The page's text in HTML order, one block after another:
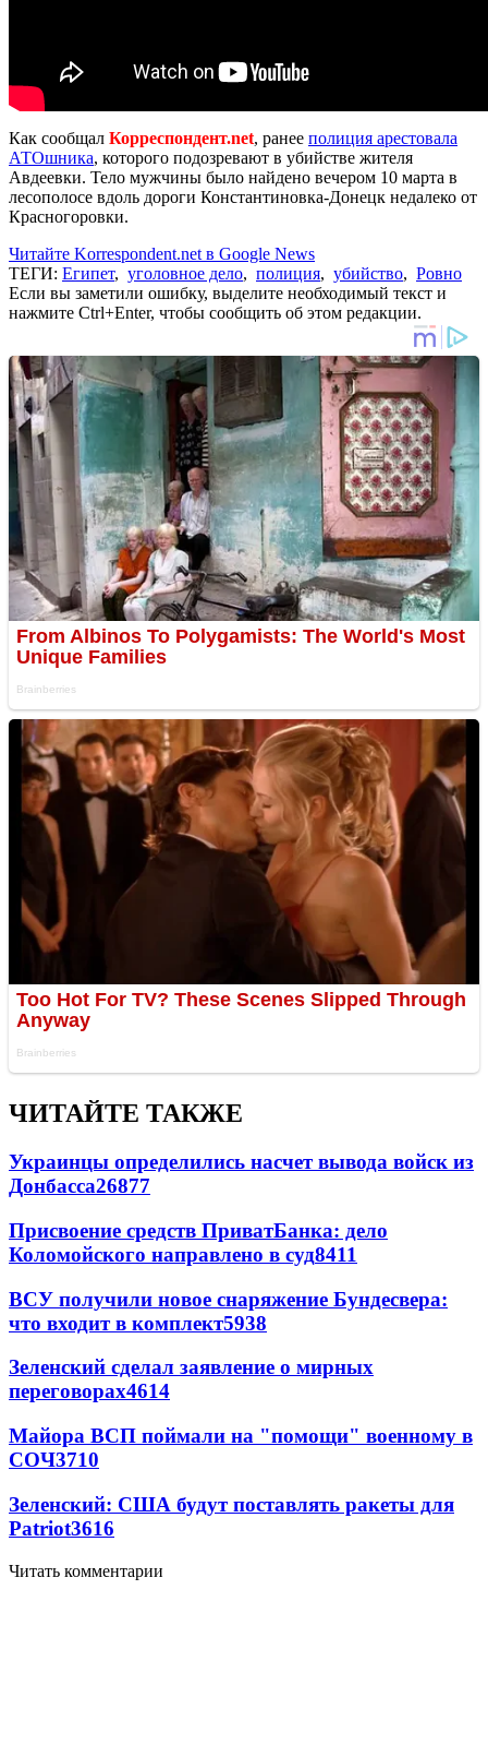
Как сообщал Корреспондент.net, ранее полиция арестовала
АТОшника, которого подозревают в убийстве жителя
Авдеевки. Тело мужчины было найдено вечером 10 марта в
лесополосе вдоль дороги Константиновка-Донецк недалеко от
Красногоровки.
Читайте Korrespondent.net в Google News
ТЕГИ: Египет, уголовное дело, полиция, убийство, Ровно
Если вы заметили ошибку, выделите необходимый текст и
нажмите Ctrl+Enter, чтобы сообщить об этом редакции.
ЧИТАЙТЕ ТАКЖЕ
Украинцы определились насчет вывода войск из
Донбасса26877
Присвоение средств ПриватБанка: дело
Коломойского направлено в суд8411
ВСУ получили новое снаряжение Бундесвера:
что входит в комплект5938
Зеленский сделал заявление о мирных
переговорах4614
Майора ВСП поймали на "помощи" военному в
СОЧ3710
Зеленский: США будут поставлять ракеты для
Patriot3616
Читать комментарии